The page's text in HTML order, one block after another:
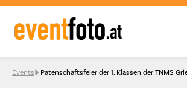
Skip to content
Events Patenschaftsfeier der 1. Klassen der TNMS